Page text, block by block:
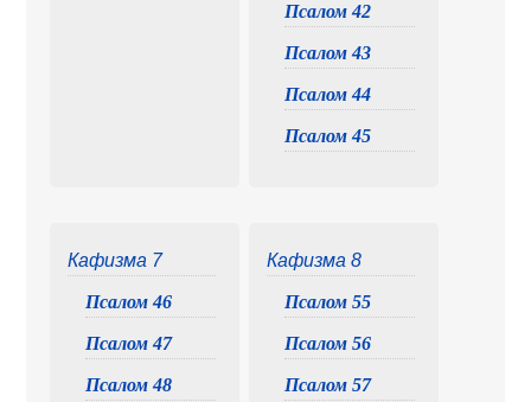
Псалом 42
Псалом 43
Псалом 44
Псалом 45
Кафизма 7
Псалом 46
Псалом 47
Псалом 48
Кафизма 8
Псалом 55
Псалом 56
Псалом 57